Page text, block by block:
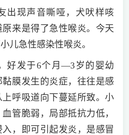
现声音嘶哑，犬吠样咳
来是得了急性喉炎。今天
儿急性感染性喉炎。
发于6个月—3岁的婴幼
膜发生的炎症，往往是感
呼吸道向下蔓延所致。小
管脆弱，局部抵抗力低，
，即可引起发炎，是感冒